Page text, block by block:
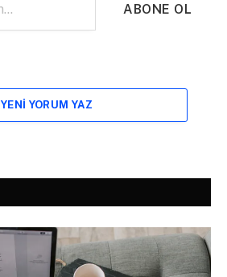
ABONE OL
YENI YORUM YAZ